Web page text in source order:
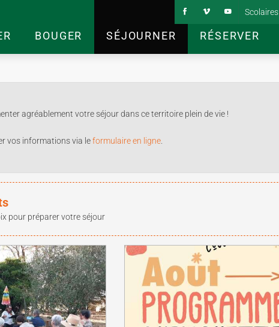
BOUGER SÉJOURNER RÉSERVER
Scolaires
agréablement votre séjour dans ce territoire plein de vie !
vos informations via leformulaire en ligne
pour préparer votre séjour